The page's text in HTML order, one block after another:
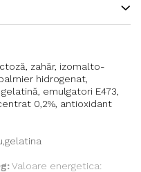
zahăr, izomalto-
hidrogenat,
emulgatori E473,
0,2%, antioxidant
Valoare energetica: